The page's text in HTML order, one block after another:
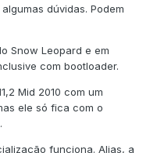
dúvidas. Podem
Snow Leopard e em
com bootloader.
Mid 2010 com um
ele só fica com o
funciona. Alias, a